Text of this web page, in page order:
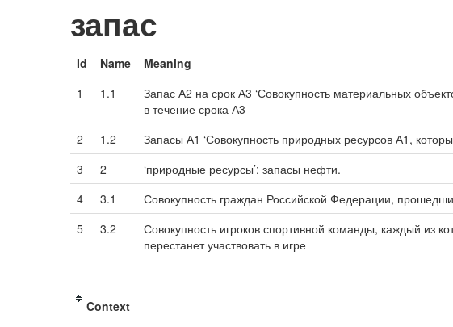
запас
Id Name Meaning
1
1.1
Запас А2 на срок А3 ‘Совокупность материальных
в течение срока А3
2 1.2 Запасы А1 ‘Совокупность природных ресурсов А1,
3
2 ‘природные ресурсы’: запасы нефти.
4
3.1 Совокупность граждан Российской Федерации,
5
3.2
Совокупность игроков спортивной команды, каждый из
перестанет участвовать в игре
Context